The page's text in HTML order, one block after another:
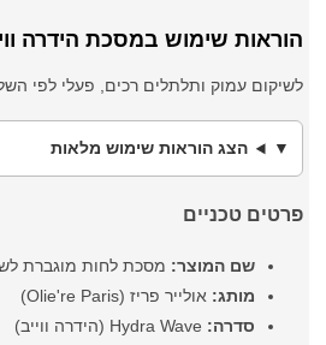
הוראות שימוש במסכת הידרה
לשיקום עמוק ותלתלים רכים, פעלי לפי
הצג הוראות שימוש מלאות
פרטים טכניים
שם המוצר: מסכת לחות מוגברת
מותג: אולייר פריז (Olie're Paris)
סדרה: